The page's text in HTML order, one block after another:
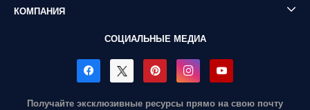
КОМПАНИЯ
СОЦИАЛЬНЫЕ МЕДИА
Получайте эксклюзивные ресурсы прямо на свою почту